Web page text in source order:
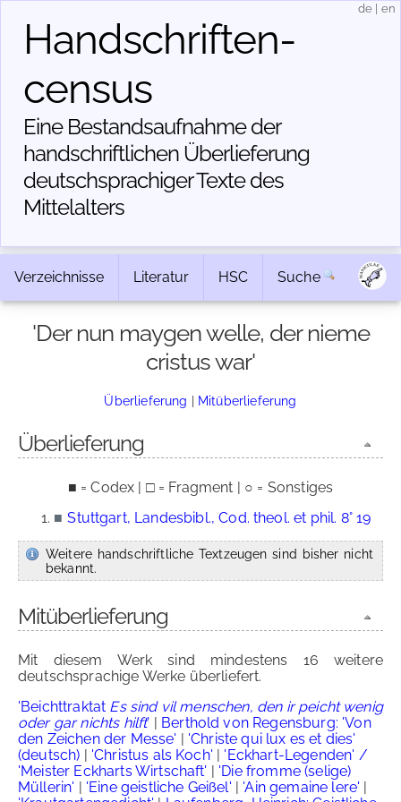
Handschriften­
census
Eine Bestandsaufnahme der
handschriftlichen Über­lieferung
deutschsprachiger Texte des
Mittelalters
de en
Verzeichnisse Literatur HSC Suche
'Der nun maygen welle, der nieme
cristus war'
Überlieferung | Mitüberlieferung
Überlieferung
■ = Codex | □ = Fragment | ○ = Sonstiges
■ Stuttgart, Landesbibl., Cod. theol. et phil. 8° 19
Weitere handschriftliche Textzeugen sind bisher nicht
bekannt.
Mitüberlieferung
Mit diesem Werk sind mindestens 16 weitere
deutschsprachige Werke überliefert.
'Beichttraktat Es sind vil menschen, den ir peicht wenig
oder gar nichts hilft' | Berthold von Regensburg: 'Von
den Zeichen der Messe' | 'Christe qui lux es et dies'
(deutsch) | 'Christus als Koch' | 'Eckhart-Legenden' /
'Meister Eckharts Wirtschaft' | 'Die fromme (selige)
Müllerin' | 'Eine geistliche Geißel' | 'Ain gemaine lere' |